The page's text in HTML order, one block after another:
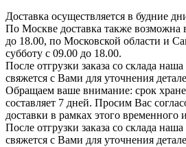
Доставка осуществляется в будние
По Москве доставка также возможна
до 18.00, по Московской области и
субботу с 09.00 до 18.00.
После отгрузки заказа со склада
свяжется с Вами для уточнения
Обращаем ваше внимание: срок
составляет 7 дней. Просим Вас
доставки в рамках этого временного
После отгрузки заказа со склада
свяжется с Вами для уточнения